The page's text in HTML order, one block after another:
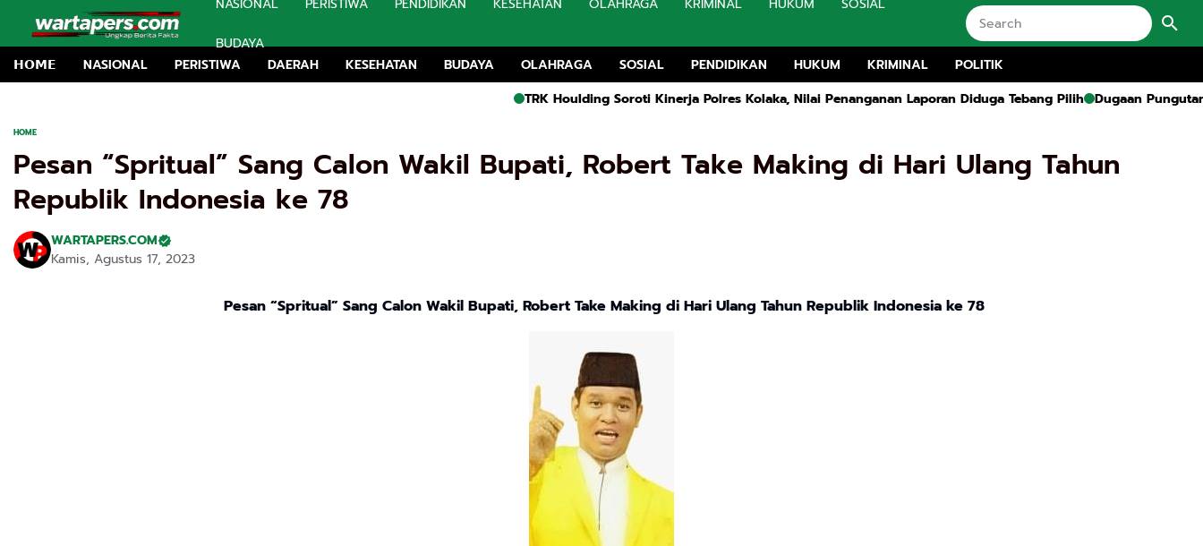
BUDAYA
𝗛𝗢𝗠𝗘
NASIONAL PERISTIWA DAERAH KESEHATAN BUDAYA OLAHRAGA SOSIAL PENDIDIKAN HUKUM KRIMINAL
POLITIK
TRK Houlding Soroti Kinerja Polres Kolaka, Nilai Penanganan Laporan Diduga Tebang Pilih Dugaan Pungutan Liar Dana
HOME
Pesan “Spritual” Sang Calon Wakil Bupati, Robert Take Making di Hari Ulang Tahun
Republik Indonesia ke 78
WARTAPERS.COM
Kamis, Agustus 17, 2023
Pesan “Spritual” Sang Calon Wakil Bupati, Robert Take Making di Hari Ulang Tahun Republik Indonesia ke 78